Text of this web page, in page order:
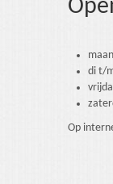
di t/
Op